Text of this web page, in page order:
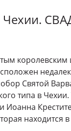
Чехии.
Святой
типа в
находится